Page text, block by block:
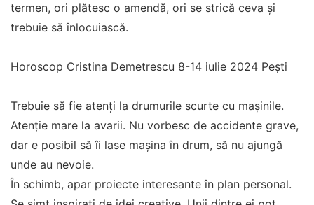
termen, ori plătesc o amendă, ori se strică ceva și
trebuie să înlocuiască.
Horoscop Cristina Demetrescu 8-14 iulie 2024 Pești
Trebuie să fie atenți la drumurile scurte cu mașinile.
Atenție mare la avarii. Nu vorbesc de accidente grave,
dar e posibil să îi lase mașina în drum, să nu ajungă
unde au nevoie.
În schimb, apar proiecte interesante în plan personal.